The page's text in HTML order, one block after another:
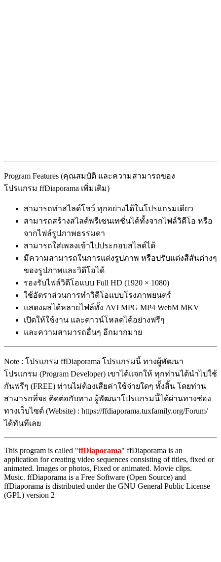
Program Features (คุณสมบัติ และความสามารถของ
โปรแกรม ffDiaporama เพิ่มเติม)
สามารถทำสไลด์โชว์ ทุกอย่างได้ในโปรแกรมเดียว
สามารถสร้างสไลด์พรีเซนเทชั่นได้ทั้งจากไฟล์วิดีโอ หรือ
จากไฟล์รูปภาพธรรมดา
สามารถใส่เพลงเข้าไปประกอบสไลด์ได้
มีความสามารถในการแต่งรูปภาพ หรือปรับแต่งสีสันต่างๆ
ของรูปภาพและวิดีโอได้
รองรับไฟล์วิดีโอแบบ Full HD (1920 × 1080)
ใช้อัตราส่วนการทำวิดีโอแบบโรงภาพยนตร์
แสดงผลได้หลายไฟล์ทั้ง AVI MPG MP4 WebM MKV
เปิดให้ใช้งาน และดาวน์โหลดได้อย่างฟรีๆ
และความสามารถอื่นๆ อีกมากมาย
Note : โปรแกรม ffDiaporama โปรแกรมนี้ ทางผู้พัฒนา
โปรแกรม (Program Developer) เขาได้แจกให้ ทุกท่านได้นำไปใช้
กันฟรีๆ (FREE) ท่านไม่ต้องเสียค่าใช้จ่ายใดๆ ทั้งสิ้น โดยท่าน
สามารถที่จะ ติดต่อกับทาง ผู้พัฒนาโปรแกรมนี้ได้ผ่านทางช่อง
ทางเว็บไซต์ (Website) : https://ffdiaporama.tuxfamily.org/Forum/
ได้ทันทีเลย
This program is called "ffDiaporama" ffDiaporama is an
application for creating video sequences consisting of titles, fixed or
animated. Images or photos, Fixed or animated. Movie clips.
Music. ffDiaporama is a Free Software (Open Source) and
ffDiaporama is distributed under the GNU General Public License
(GPL) version 2